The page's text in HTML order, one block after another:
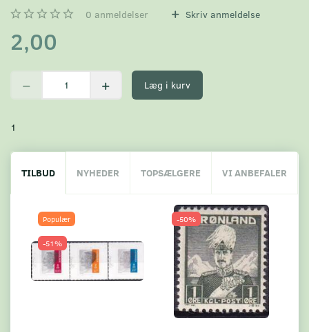
0 anmeldelser Skriv anmeldelse
2,00
Læg i kurv
1
TILBUD NYHEDER TOPSÆLGERE VI ANBEFALER
Populær
-51%
-50%